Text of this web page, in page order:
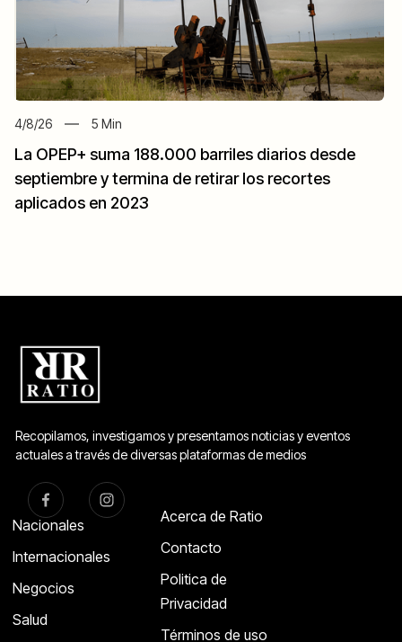
4/8/26 5 Min
La OPEP+ suma 188.000 barriles diarios desde
septiembre y termina de retirar los recortes
aplicados en 2023
Recopilamos, investigamos y presentamos noticias y eventos
actuales a través de diversas plataformas de medios
Nacionales
Internacionales
Negocios
Salud
Acerca de Ratio
Contacto
Politica de
Privacidad
Términos de uso